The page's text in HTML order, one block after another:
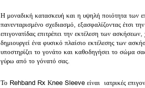
Η μοναδική κατασκευή και η υψηλή ποιότητα των
πανενταρισμένο σχεδιασμό, εξασφαλίζοντας έτσι
επιγονατίδας επιτρέπει την εκτέλεση των
δημιουργεί ένα φυσικό πλαίσιο εκτέλεσης των
υποστηρίζει το γονάτο και καθοδηγήσει το σώμα
γύρω από το γόνατό σας.
Το Rehband Rx Κnee Sleeve είναι ιατρικές